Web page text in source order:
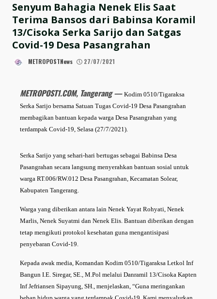
Senyum Bahagia Nenek Elis Saat
Terima Bansos dari Babinsa Koramil
13/Cisoka Serka Sarijo dan Satgas
Covid-19 Desa Pasangrahan
METROPOSTNews 27/07/2021
METROPOST1.COM, Tangerang — Kodim 0510/Tigaraksa
Serka Sarijo bersama Satuan Tugas Covid-19 Desa Pasangrahan
membagikan bantuan kepada warga Desa Pasangrahan yang
terdampak Covid-19, Selasa (27/7/2021).
Serka Sarijo yang sehari-hari bertugas sebagai Babinsa Desa
Pasangrahan secara langsung menyerahkan bantuan sosial untuk
warga RT.006/RW.012 Desa Pasangrahan, Kecamatan Solear,
Kabupaten Tangerang.
Warga yang diberikan antara lain Nenek Yayat Rohyati, Nenek
Marlis, Nenek Suyatmi dan Nenek Elis. Bantuan diberikan dengan
tetap mengikuti protokol kesehatan guna mengantisipasi
penyebaran Covid-19.
Kepada awak media, Komandan Kodim 0510/Tigaraksa Letkol Inf
Bangun I.E. Siregar, SE., M.Pol melalui Danramil 13/Cisoka Kapten
Inf Jefriansen Sipayung, SH., menjelaskan, “Guna meringankan